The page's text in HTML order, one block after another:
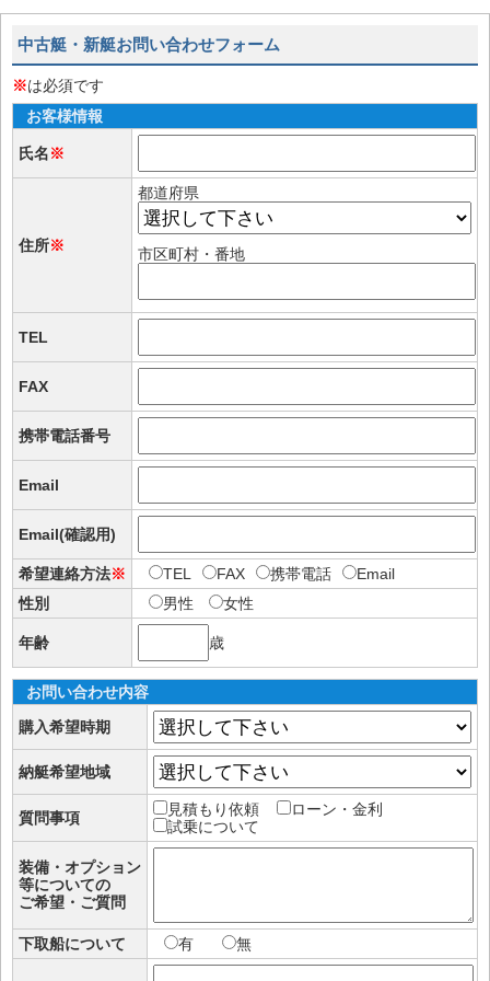
中古艇・新艇お問い合わせフォーム
※は必須です
お客様情報
氏名※
住所※
都道府県
市区町村・番地
TEL
FAX
携帯電話番号
Email
Email(確認用)
希望連絡方法※ TEL FAX 携帯電話
Email
性別
男性 女性
年齢 歳
お問い合わせ内容
購入希望時期
納艇希望地域
質問事項 見積もり依頼
ローン・金利
試乗について
装備・オプション
等についての
ご希望・ご質問
下取船について 有 無